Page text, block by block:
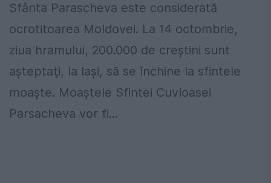
Sfânta Parascheva este considerată
ocrotitoarea Moldovei. La 14 octombrie,
ziua hramului, 200.000 de creştini sunt
aşteptaţi, la Iaşi, să se închine la sfintele
moaşte. Moaştele Sfintei Cuvioasei
Parsacheva vor fi...